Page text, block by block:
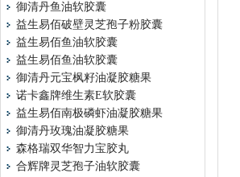
御清丹鱼油软胶囊
益生易佰破壁灵芝孢子粉胶囊
益生易佰鱼油软胶囊
益生易佰鱼油软胶囊
御清丹元宝枫籽油凝胶糖果
诺卡鑫牌维生素E软胶囊
益生易佰南极磷虾油凝胶糖果
御清丹玫瑰油凝胶糖果
森格瑞双华智力宝胶丸
合辉牌灵芝孢子油软胶囊